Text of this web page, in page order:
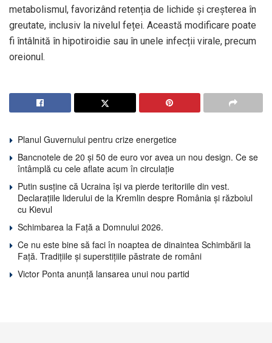
metabolismul, favorizând retenția de lichide și creșterea în
greutate, inclusiv la nivelul feței. Această modificare poate
fi întâlnită în hipotiroidie sau în unele infecții virale, precum
oreionul.
Planul Guvernului pentru crize energetice
Bancnotele de 20 și 50 de euro vor avea un nou design. Ce se
întâmplă cu cele aflate acum în circulație
Putin susține că Ucraina își va pierde teritoriile din vest.
Declarațiile liderului de la Kremlin despre România și războiul
cu Kievul
Schimbarea la Față a Domnului 2026.
Ce nu este bine să faci în noaptea de dinaintea Schimbării la
Față. Tradițiile și superstițiile păstrate de români
Victor Ponta anunță lansarea unui nou partid